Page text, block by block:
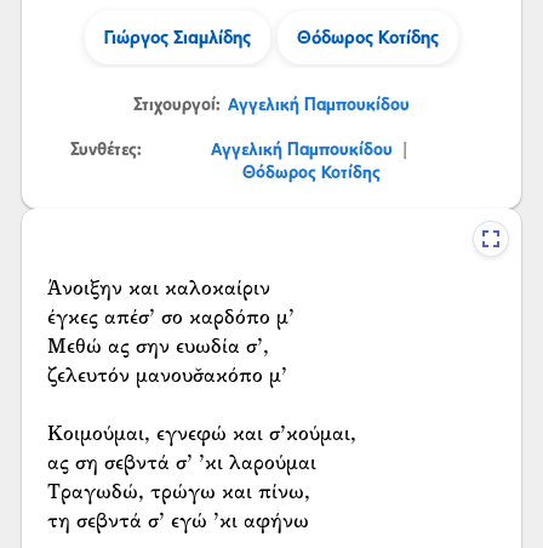
Γιώργος Σιαμλίδης Θόδωρος Κοτίδης
Στιχουργοί: Αγγελική Παμπουκίδου
Συνθέτες:
Αγγελική Παμπουκίδου
Θόδωρος Κοτίδης
Άνοιξην και καλοκαίριν
έγκες απέσ’ σο καρδόπο μ’
Μεθώ ας σην ευωδία σ’,
ζελευτόν μανουσ̌ακόπο μ’
Κοιμούμαι, εγνεφώ και σ’κούμαι,
ας ση σεβντά σ’ ’κι λαρούμαι
Τραγωδώ, τρώγω και πίνω,
τη σεβντά σ’ εγώ ’κι αφήνω